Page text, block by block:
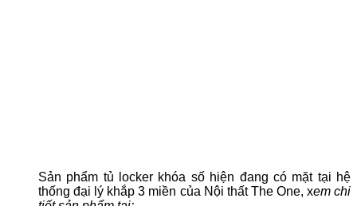
Sản phẩm tủ locker khóa số hiện đang có mặt tại hệ
thống đại lý khắp 3 miền của Nội thất The One, xem chi